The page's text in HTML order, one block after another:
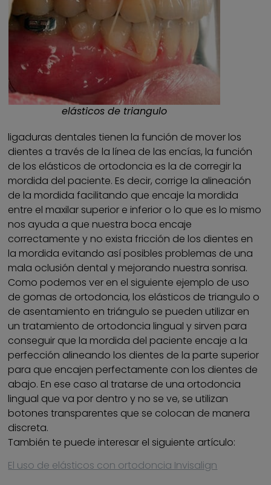
elásticos de triangulo
ligaduras dentales tienen la función de mover los
dientes a través de la línea de las encías, la función
de los elásticos de ortodoncia es la de corregir la
mordida del paciente. Es decir, corrige la alineación
de la mordida facilitando que encaje la mordida
entre el maxilar superior e inferior o lo que es lo mismo
nos ayuda a que nuestra boca encaje
correctamente y no exista fricción de los dientes en
la mordida evitando así posibles problemas de una
mala oclusión dental y mejorando nuestra sonrisa.
Como podemos ver en el siguiente ejemplo de uso
de gomas de ortodoncia, los elásticos de triangulo o
de asentamiento en triángulo se pueden utilizar en
un tratamiento de ortodoncia lingual y sirven para
conseguir que la mordida del paciente encaje a la
perfección alineando los dientes de la parte superior
para que encajen perfectamente con los dientes de
abajo. En ese caso al tratarse de una ortodoncia
lingual que va por dentro y no se ve, se utilizan
botones transparentes que se colocan de manera
discreta.
También te puede interesar el siguiente artículo:
El uso de elásticos con ortodoncia Invisalign